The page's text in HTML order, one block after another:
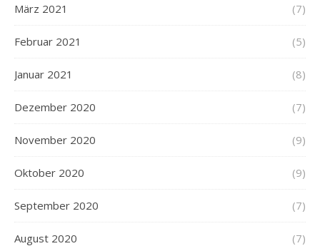
März 2021 (7)
Februar 2021 (5)
Januar 2021 (8)
Dezember 2020 (7)
November 2020 (9)
Oktober 2020 (9)
September 2020 (7)
August 2020 (7)